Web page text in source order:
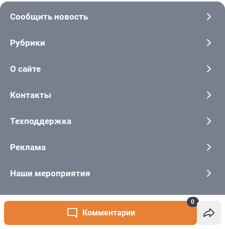
Комментарии
0